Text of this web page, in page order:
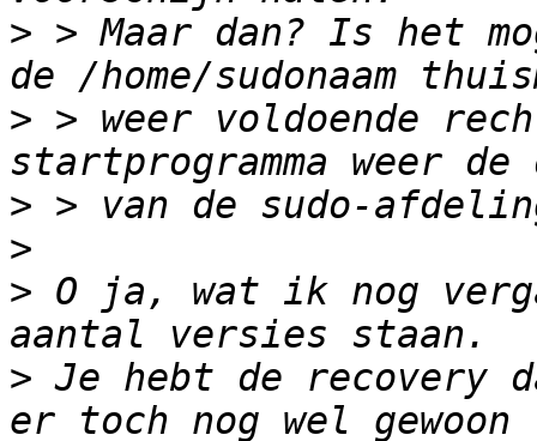
> > Maar dan? Is het
> > weer voldoende
>
>
> O ja, wat ik nog
> Je hebt de recovery